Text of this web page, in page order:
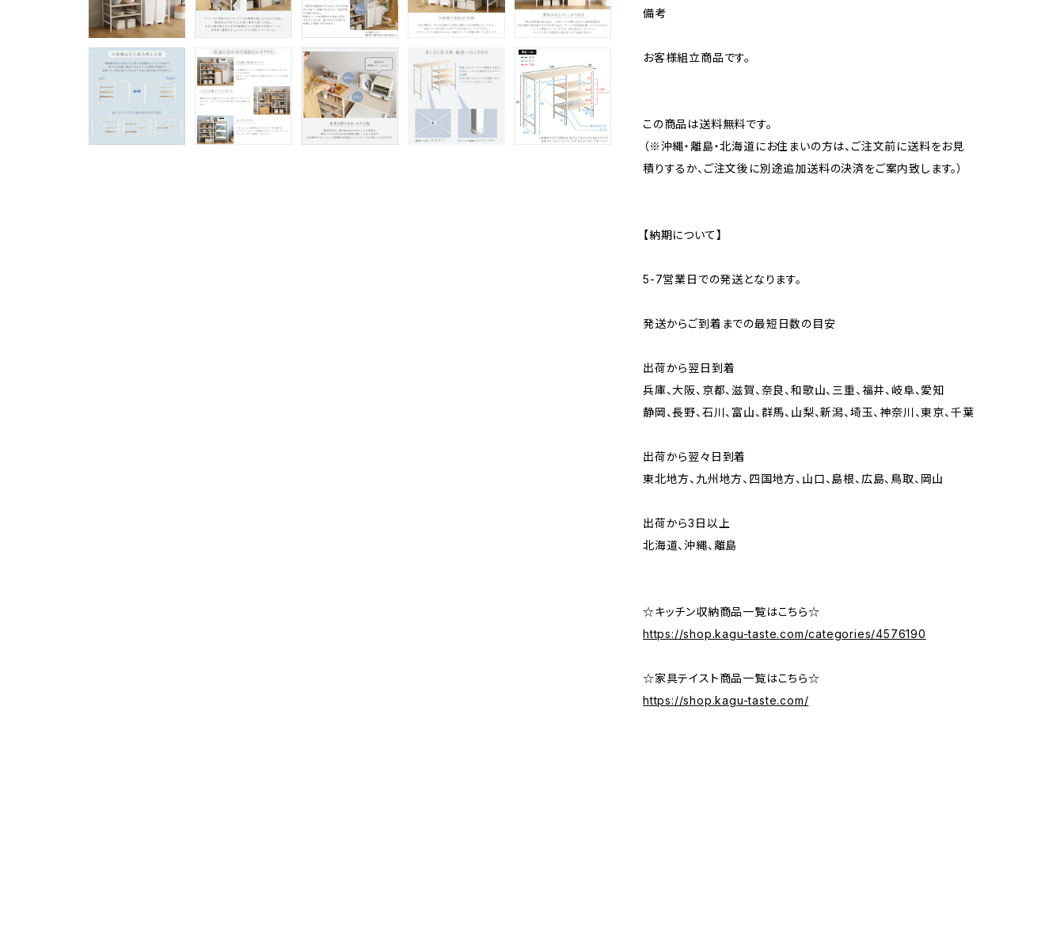
備考
お客様組立商品です。
この商品は送料無料です。
（※沖縄・離島・北海道にお住まいの方は、ご注文前に送料をお見
積りするか、ご注文後に別途追加送料の決済をご案内致します。）
【納期について】
5-7営業日での発送となります。
発送からご到着までの最短日数の目安
出荷から翌日到着
兵庫、大阪、京都、滋賀、奈良、和歌山、三重、福井、岐阜、愛知
静岡、長野、石川、富山、群馬、山梨、新潟、埼玉、神奈川、東京、千葉
出荷から翌々日到着
東北地方、九州地方、四国地方、山口、島根、広島、鳥取、岡山
出荷から3日以上
北海道、沖縄、離島
☆キッチン収納商品一覧はこちら☆
https://shop.kagu-taste.com/categories/4576190
☆家具テイスト商品一覧はこちら☆
https://shop.kagu-taste.com/